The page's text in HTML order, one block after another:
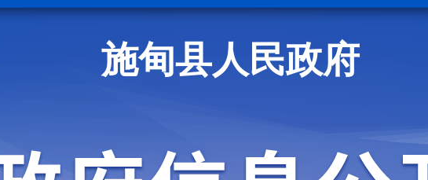
施甸资讯
施甸县人民政府